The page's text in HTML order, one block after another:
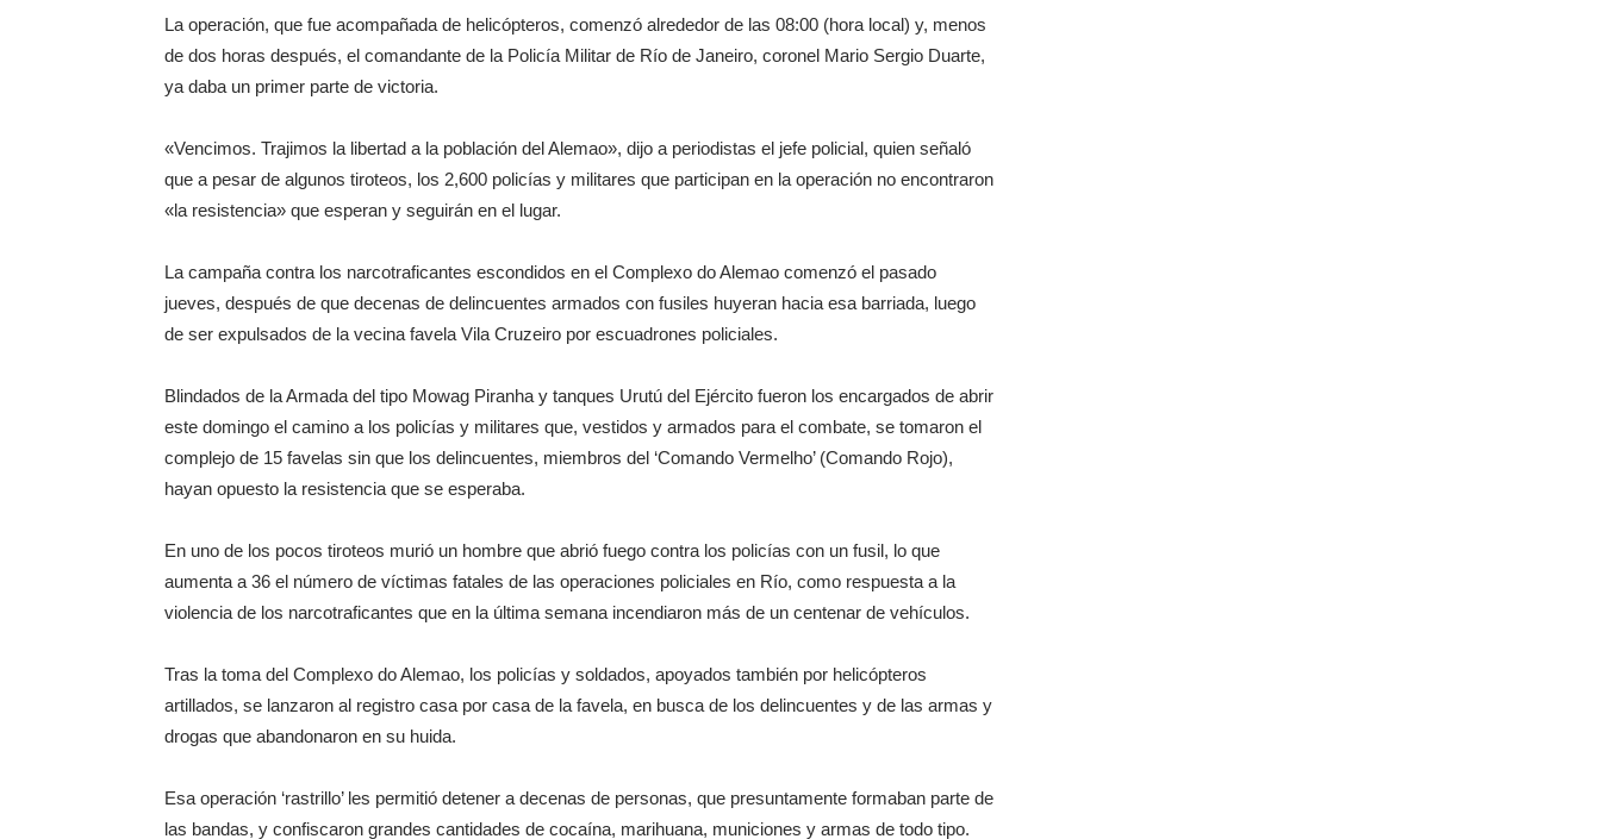
La operación, que fue acompañada de helicópteros, comenzó alrededor de las 08:00 (hora local) y, menos
de dos horas después, el comandante de la Policía Militar de Río de Janeiro, coronel Mario Sergio Duarte,
ya daba un primer parte de victoria.
«Vencimos. Trajimos la libertad a la población del Alemao», dijo a periodistas el jefe policial, quien señaló
que a pesar de algunos tiroteos, los 2,600 policías y militares que participan en la operación no encontraron
«la resistencia» que esperan y seguirán en el lugar.
La campaña contra los narcotraficantes escondidos en el Complexo do Alemao comenzó el pasado
jueves, después de que decenas de delincuentes armados con fusiles huyeran hacia esa barriada, luego
de ser expulsados de la vecina favela Vila Cruzeiro por escuadrones policiales.
Blindados de la Armada del tipo Mowag Piranha y tanques Urutú del Ejército fueron los encargados de abrir
este domingo el camino a los policías y militares que, vestidos y armados para el combate, se tomaron el
complejo de 15 favelas sin que los delincuentes, miembros del ‘Comando Vermelho’ (Comando Rojo),
hayan opuesto la resistencia que se esperaba.
En uno de los pocos tiroteos murió un hombre que abrió fuego contra los policías con un fusil, lo que
aumenta a 36 el número de víctimas fatales de las operaciones policiales en Río, como respuesta a la
violencia de los narcotraficantes que en la última semana incendiaron más de un centenar de vehículos.
Tras la toma del Complexo do Alemao, los policías y soldados, apoyados también por helicópteros
artillados, se lanzaron al registro casa por casa de la favela, en busca de los delincuentes y de las armas y
drogas que abandonaron en su huida.
Esa operación ‘rastrillo’ les permitió detener a decenas de personas, que presuntamente formaban parte de
las bandas, y confiscaron grandes cantidades de cocaína, marihuana, municiones y armas de todo tipo.